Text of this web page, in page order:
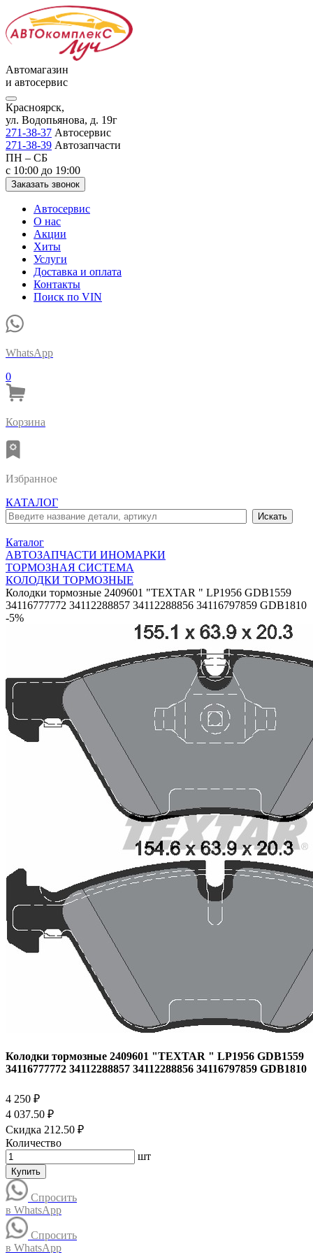
Автомагазин
и автосервис
Красноярск,
ул. Водопьянова, д. 19г
271-38-37 Автосервис
271-38-39 Автозапчасти
ПН – СБ
с 10:00 до 19:00
Заказать звонок
Автосервис
О нас
Акции
Хиты
Услуги
Доставка и оплата
Контакты
Поиск по VIN
WhatsApp
0
Корзина
Избранное
КАТАЛОГ
Каталог
АВТОЗАПЧАСТИ ИНОМАРКИ
ТОРМОЗНАЯ СИСТЕМА
КОЛОДКИ ТОРМОЗНЫЕ
Колодки тормозные 2409601 "TEXTAR " LP1956 GDB1559
34116777772 34112288857 34112288856 34116797859 GDB1810
-5%
Колодки тормозные 2409601 "TEXTAR " LP1956 GDB1559
34116777772 34112288857 34112288856 34116797859 GDB1810
4 250 ₽
4 037.50 ₽
Скидка 212.50 ₽
Количество
шт
Купить
Спросить
в WhatsApp
Спросить
в WhatsApp